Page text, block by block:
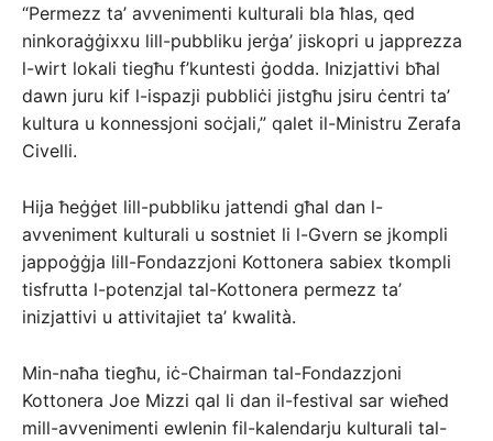
“Permezz ta’ avvenimenti kulturali bla ħlas, qed
ninkoraġġixxu lill-pubbliku jerġa’ jiskopri u japprezza
l-wirt lokali tiegħu f’kuntesti ġodda. Inizjattivi bħal
dawn juru kif l-ispazji pubbliċi jistgħu jsiru ċentri ta’
kultura u konnessjoni soċjali,” qalet il-Ministru Zerafa
Civelli.
Hija ħeġġet lill-pubbliku jattendi għal dan l-
avveniment kulturali u sostniet li l-Gvern se jkompli
jappoġġja lill-Fondazzjoni Kottonera sabiex tkompli
tisfrutta l-potenzjal tal-Kottonera permezz ta’
inizjattivi u attivitajiet ta’ kwalità.
Min-naħa tiegħu, iċ-Chairman tal-Fondazzjoni
Kottonera Joe Mizzi qal li dan il-festival sar wieħed
mill-avvenimenti ewlenin fil-kalendarju kulturali tal-